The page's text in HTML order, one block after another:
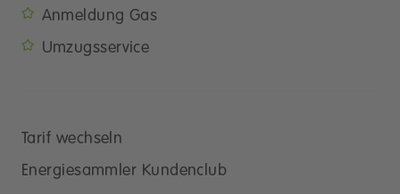
Anmeldung Gas
Umzugsservice
Tarif wechseln
Energiesammler Kundenclub